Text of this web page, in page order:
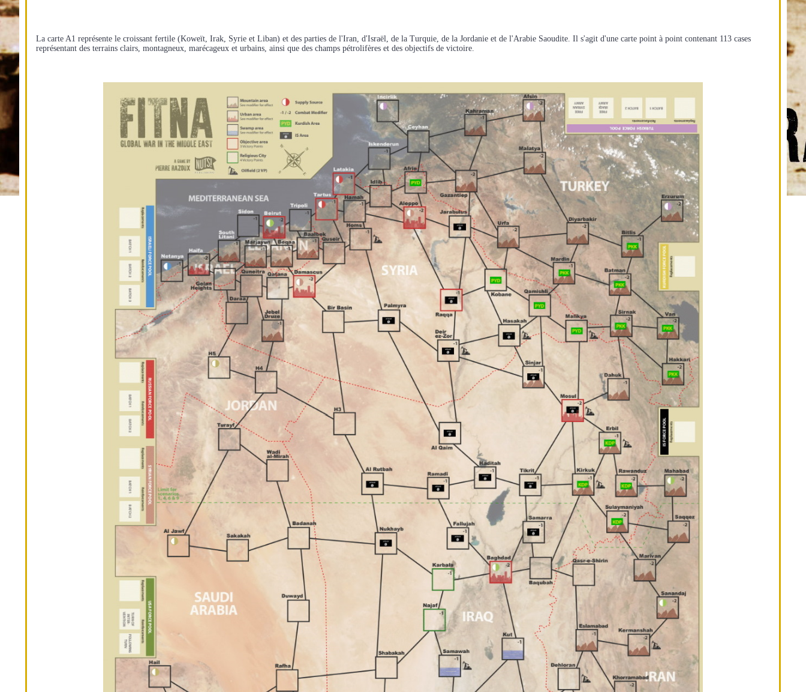
La carte A1 représente le croissant fertile (Koweït, Irak, Syrie et Liban) et des parties de l'Iran, d'Israël, de la Turquie, de la Jordanie et de l'Arabie Saoudite. Il s'agit d'une carte point à point contenant 113 cases
représentant des terrains clairs, montagneux, marécageux et urbains, ainsi que des champs pétrolifères et des objectifs de victoire.